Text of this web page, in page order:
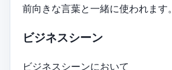
前向きな言葉と一緒に使われます。
ビジネスシーン
ビジネスシーンにおいて